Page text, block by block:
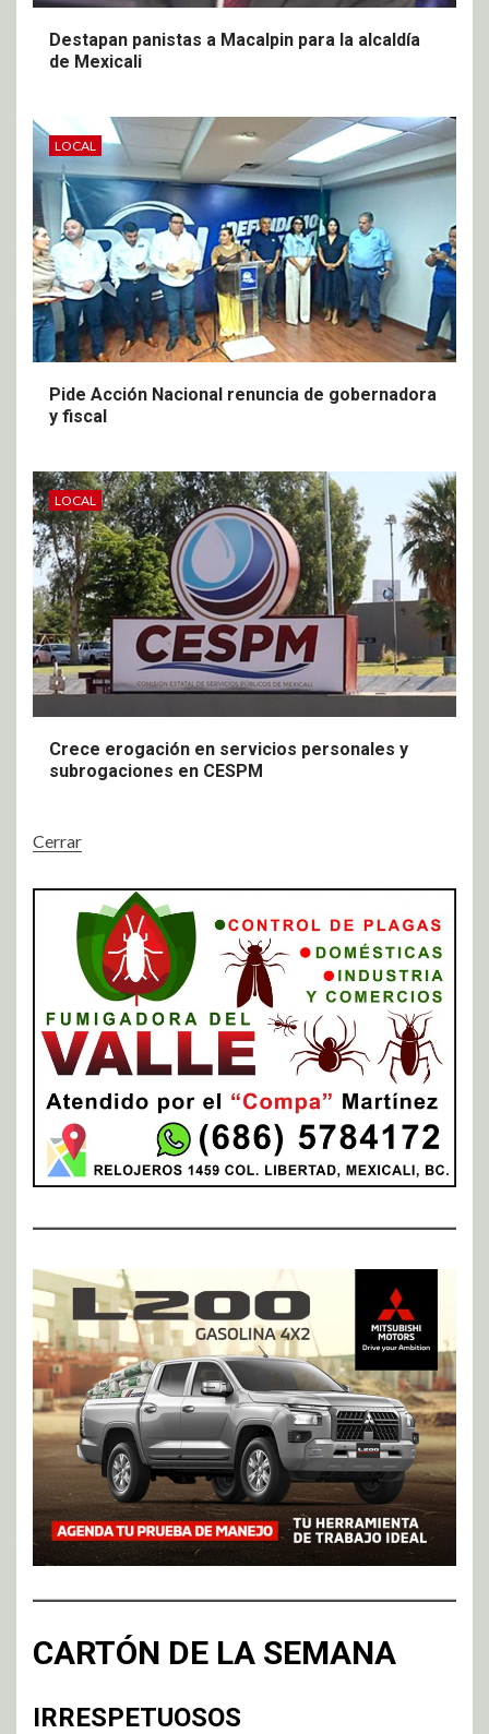
Destapan panistas a Macalpin para la alcaldía
de Mexicali
LOCAL
Pide Acción Nacional renuncia de gobernadora
y fiscal
LOCAL
Crece erogación en servicios personales y
subrogaciones en CESPM
Cerrar
CARTÓN DE LA SEMANA
IRRESPETUOSOS